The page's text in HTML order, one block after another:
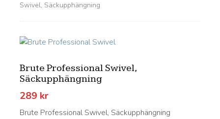
Swivel, Säckupphängning
Brute Professional Swivel,
Säckupphängning
289 kr
Brute Professional Swivel, Säckupphängning